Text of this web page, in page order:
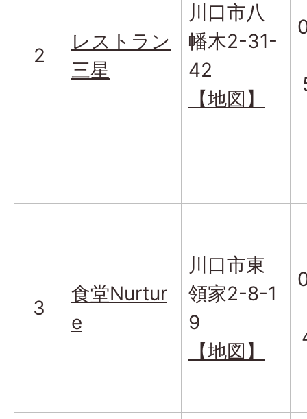
2
レストラン
三星
川口市八
幡木2-31-
42
【地図】
3
食堂Nurtur
e
川口市東
領家2-8-1
9
【地図】